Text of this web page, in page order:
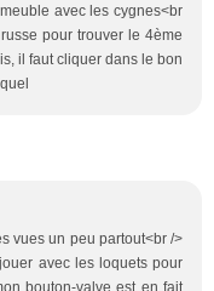
avec les cygnes<br
pour trouver le 4ème
il faut cliquer dans le bon
vues un peu partout<br />
avec les loquets pour
bouton-valve est en fait